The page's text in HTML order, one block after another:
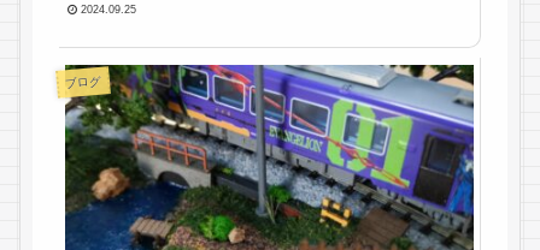
2024.09.25
ブログ